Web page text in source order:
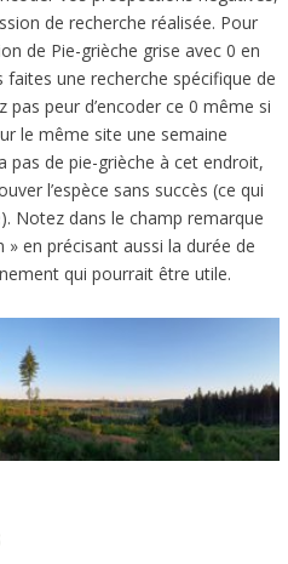
de recherche réalisée. Pour
de Pie-grièche grise avec 0 en
une recherche spécifique de
pas peur d’encoder ce 0 même si
le même site une semaine
pas de pie-grièche à cet endroit,
l’espèce sans succès (ce qui
Notez dans le champ remarque
en précisant aussi la durée de
qui pourrait être utile.